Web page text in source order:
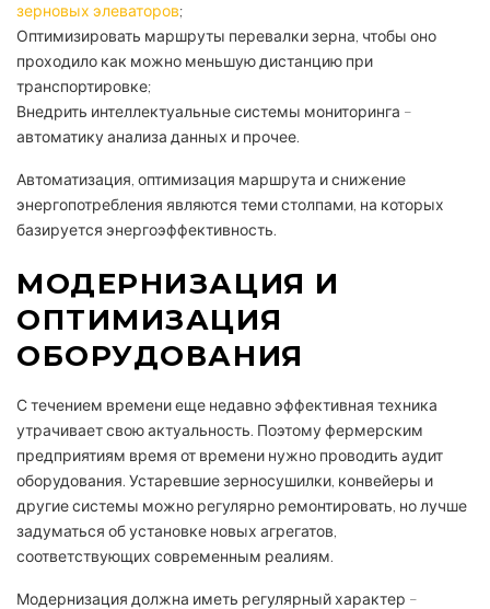
зерновых элеваторов;
Оптимизировать маршруты перевалки зерна, чтобы оно
проходило как можно меньшую дистанцию при
транспортировке;
Внедрить интеллектуальные системы мониторинга –
автоматику анализа данных и прочее.
Автоматизация, оптимизация маршрута и снижение
энергопотребления являются теми столпами, на которых
базируется энергоэффективность.
МОДЕРНИЗАЦИЯ И
ОПТИМИЗАЦИЯ
ОБОРУДОВАНИЯ
С течением времени еще недавно эффективная техника
утрачивает свою актуальность. Поэтому фермерским
предприятиям время от времени нужно проводить аудит
оборудования. Устаревшие зерносушилки, конвейеры и
другие системы можно регулярно ремонтировать, но лучше
задуматься об установке новых агрегатов,
соответствующих современным реалиям.
Модернизация должна иметь регулярный характер –